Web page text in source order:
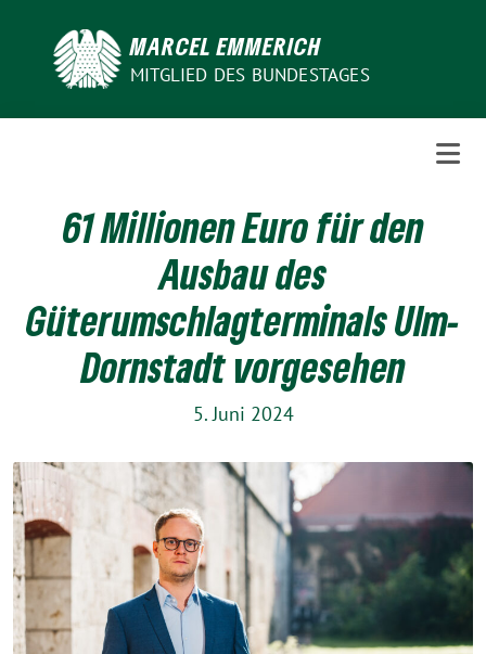
MARCEL EMMERICH
MITGLIED DES BUNDESTAGES
61 Millionen Euro für den
Ausbau des
Güterumschlagterminals Ulm-
Dornstadt vorgesehen
5. Juni 2024